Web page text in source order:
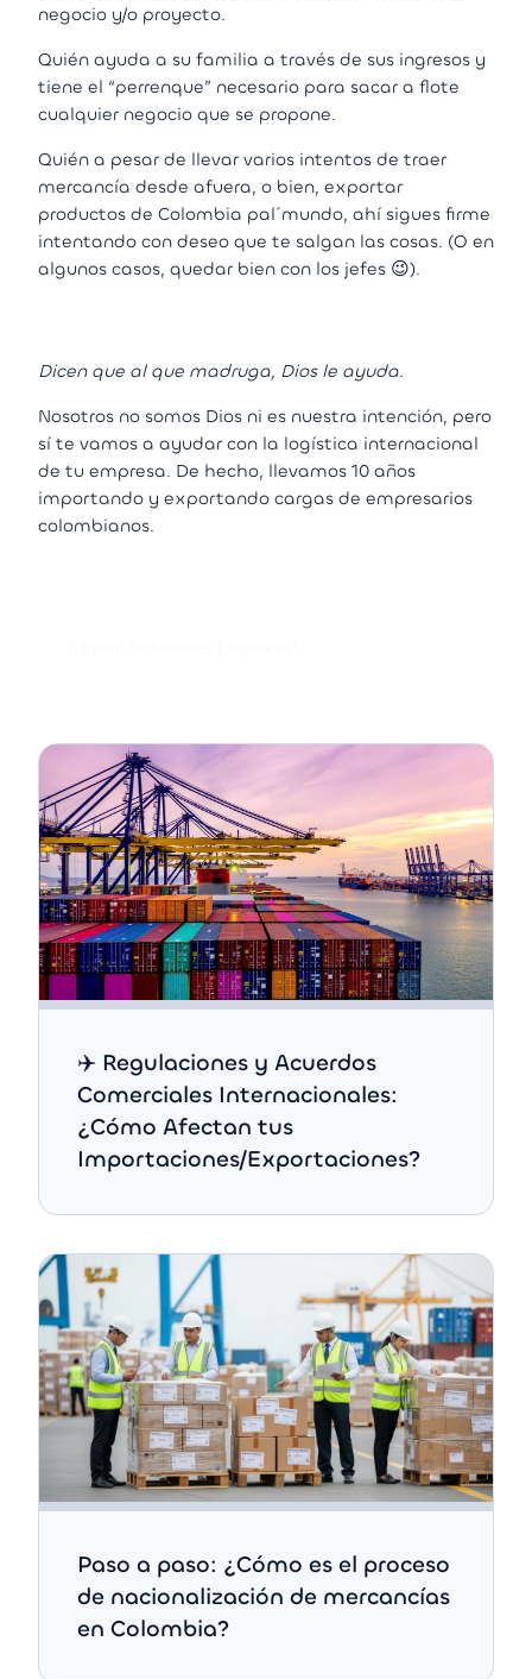
negocio y/o proyecto.
Quién ayuda a su familia a través de sus ingresos y
tiene el “perrenque” necesario para sacar a flote
cualquier negocio que se propone.
Quién a pesar de llevar varios intentos de traer
mercancía desde afuera, o bien, exportar
productos de Colombia pal´mundo, ahí sigues firme
intentando con deseo que te salgan las cosas. (O en
algunos casos, quedar bien con los jefes 😉).
Dicen que al que madruga, Dios le ayuda.
Nosotros no somos Dios ni es nuestra intención, pero
sí te vamos a ayudar con la logística internacional
de tu empresa. De hecho, llevamos 10 años
importando y exportando cargas de empresarios
colombianos.
✈️ Regulaciones y Acuerdos
Comerciales Internacionales:
¿Cómo Afectan tus
Importaciones/Exportaciones?
Paso a paso: ¿Cómo es el proceso
de nacionalización de mercancías
en Colombia?